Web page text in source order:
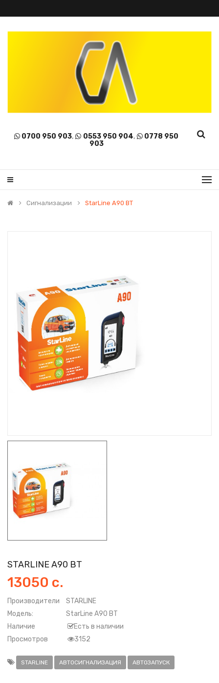
0700 950 903, 0553 950 904,
0778 950
903
Сигнализации StarLine A90 BT
STARLINE A90 BT
13050 с.
Производители
STARLINE
Модель:
StarLine A90 BT
Наличие
Есть в наличии
Просмотров
3152
STARLINE АВТОСИГНАЛИЗАЦИЯ АВТОЗАПУСК